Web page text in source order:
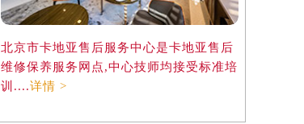
北京市卡地亚售后服务中心是卡地亚售后
维修保养服务网点,中心技师均接受标准培
训....详情 >